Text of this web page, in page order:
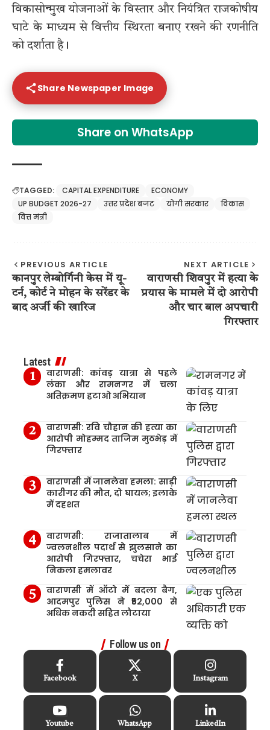
विकासोन्मुख योजनाओं के विस्तार और नियंत्रित राजकोषीय
घाटे के माध्यम से वित्तीय स्थिरता बनाए रखने की रणनीति
को दर्शाता है।
Share Newspaper Image
Share on WhatsApp
TAGGED: CAPITAL EXPENDITURE
ECONOMY
UP BUDGET 2026-27
उत्तर प्रदेश बजट योगी सरकार
विकास
वित्त मंत्री
PREVIOUS ARTICLE
कानपुर लेम्बोर्गिनी केस में यू-
टर्न, कोर्ट ने मोहन के सरेंडर के
बाद अर्जी की खारिज
NEXT ARTICLE
वाराणसी शिवपुर में हत्या के
प्रयास के मामले में दो आरोपी
और चार बाल अपचारी
गिरफ्तार
Latest
वाराणसी: कांवड़ यात्रा से पहले
लंका और रामनगर में चला
अतिक्रमण हटाओ अभियान
वाराणसी: रवि चौहान की हत्या का
आरोपी मोहम्मद ताजिम मुठभेड़ में
गिरफ्तार
वाराणसी में जानलेवा हमला: साड़ी
कारीगर की मौत, दो घायल; इलाके
में दहशत
वाराणसी: राजातालाब में
ज्वलनशील पदार्थ से झुलसाने का
आरोपी गिरफ्तार, चचेरा भाई
निकला हमलावर
वाराणसी में ऑटो में बदला बैग,
आदमपुर पुलिस ने ₹52,000 से
अधिक नकदी सहित लौटाया
Follow us on
Facebook X Instagram
Youtube WhatsApp LinkedIn